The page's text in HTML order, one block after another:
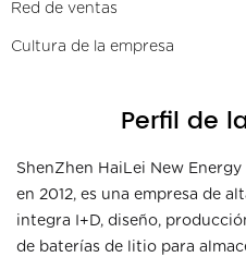
Red de ventas
Cultura de la empresa
Perfil de
ShenZhen HaiLei New
en 2012, es una empresa de
integra I+D, diseño,
de baterías de litio para